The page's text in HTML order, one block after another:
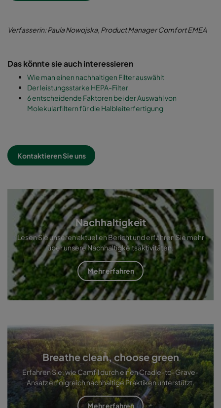
Verfasserin: Paula Nowojska, Product Manager Comfort EMEA
Das könnte sie auch interessieren
Wie man einen nachhaltigen Filter auswählt
Der leistungsstarke HEPA-Filter
6 entscheidende Faktoren bei der Auswahl von
Molekularfiltern für die Halbleiterfertigung
Kontaktieren Sie uns
Nachhaltigkeit
Lesen Sie unseren aktuellen Bericht und erfahren Sie mehr
über unsere Nachhaltigkeitsaktivitäten.
Mehr erfahren
Breathe clean, choose green
Erfahren Sie, wie Camfil durch einen Cradle-to-Grave-
Ansatz erfolgreich nachhaltige Praktiken unterstützt.
Mehr erfahren